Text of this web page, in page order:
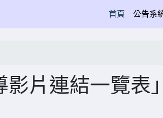
首頁(current)
公告系
片連結一覽表」